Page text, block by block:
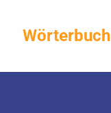
Wörterbuch